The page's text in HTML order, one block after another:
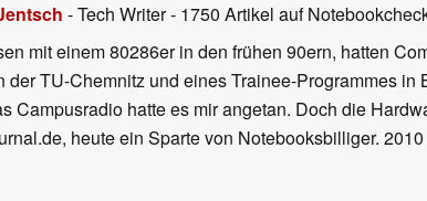
- Tech Writer- 1750 Artikel auf
mit einem 80286er in den frühen 90ern, hatten
der TU-Chemnitz und eines Trainee-Programmes
Campusradio hatte es mir angetan. Doch die
heute ein Sparte von Notebooksbilliger.